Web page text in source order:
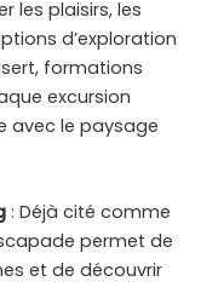
les plaisirs, les
d’exploration
formations
excursion
avec le paysage
: Déjà cité comme
permet de
et de découvrir